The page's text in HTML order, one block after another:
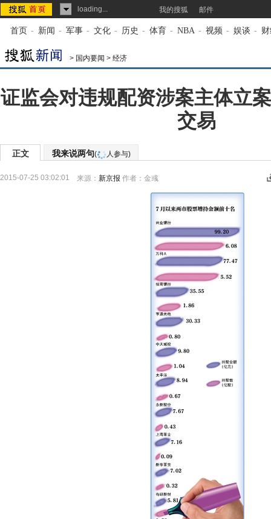
loading... 我的搜狐 邮件
首页 - 新闻 - 军事 - 文化 - 历史 - 体育 - NBA - 视频 - 娱谈 -
> 国内要闻 > 经济
证监会对违规配资涉案主体立
交易
正文 我来说两句( 人参与)
2015-07-25 03:02:01 来源： 新京报 作者：金彧